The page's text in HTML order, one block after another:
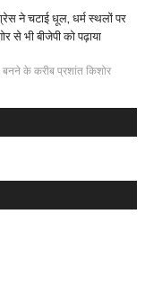
ने चटाई धूल, धर्म स्थलों पर
से भी बीजेपी को पढ़ाया
बनने के करीब प्रशांत किशोर